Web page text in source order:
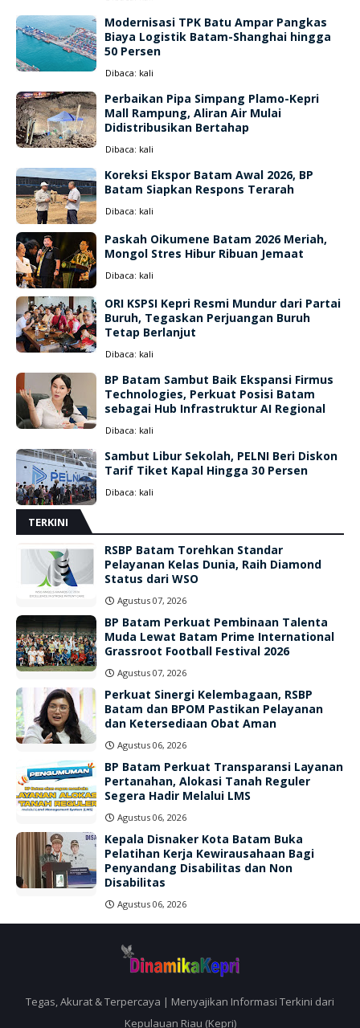
Modernisasi TPK Batu Ampar Pangkas
Biaya Logistik Batam-Shanghai hingga
50 Persen
Dibaca: kali
Perbaikan Pipa Simpang Plamo-Kepri
Mall Rampung, Aliran Air Mulai
Didistribusikan Bertahap
Dibaca: kali
Koreksi Ekspor Batam Awal 2026, BP
Batam Siapkan Respons Terarah
Dibaca: kali
Paskah Oikumene Batam 2026 Meriah,
Mongol Stres Hibur Ribuan Jemaat
Dibaca: kali
ORI KSPSI Kepri Resmi Mundur dari Partai
Buruh, Tegaskan Perjuangan Buruh
Tetap Berlanjut
Dibaca: kali
BP Batam Sambut Baik Ekspansi Firmus
Technologies, Perkuat Posisi Batam
sebagai Hub Infrastruktur AI Regional
Dibaca: kali
Sambut Libur Sekolah, PELNI Beri Diskon
Tarif Tiket Kapal Hingga 30 Persen
Dibaca: kali
TERKINI
RSBP Batam Torehkan Standar
Pelayanan Kelas Dunia, Raih Diamond
Status dari WSO
Agustus 07, 2026
BP Batam Perkuat Pembinaan Talenta
Muda Lewat Batam Prime International
Grassroot Football Festival 2026
Agustus 07, 2026
Perkuat Sinergi Kelembagaan, RSBP
Batam dan BPOM Pastikan Pelayanan
dan Ketersediaan Obat Aman
Agustus 06, 2026
BP Batam Perkuat Transparansi Layanan
Pertanahan, Alokasi Tanah Reguler
Segera Hadir Melalui LMS
Agustus 06, 2026
Kepala Disnaker Kota Batam Buka
Pelatihan Kerja Kewirausahaan Bagi
Penyandang Disabilitas dan Non
Disabilitas
Agustus 06, 2026
Tegas, Akurat & Terpercaya | Menyajikan Informasi Terkini dari
Kepulauan Riau (Kepri)